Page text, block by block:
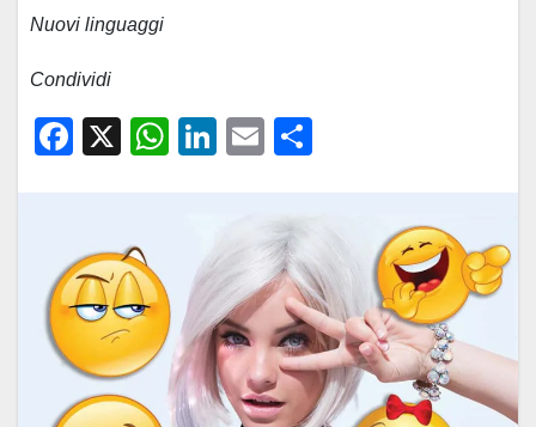
Nuovi linguaggi
Condividi
F
e
b
o
o
k
X
W
A
p
p
Li
e
dI
n
E
ail
di
vi
di